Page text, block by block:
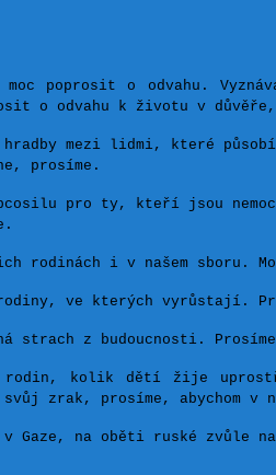
moc poprosit o odvahu.
o odvahu k životu v
hradby mezi lidmi, které
prosíme.
pcosilu pro ty, kteří jsou
rodinách i v našem sboru.
ve kterých vyrůstají.
strach z budoucnosti.
kolik dětí žije
svůj zrak, prosíme,
v Gaze, na oběti ruské